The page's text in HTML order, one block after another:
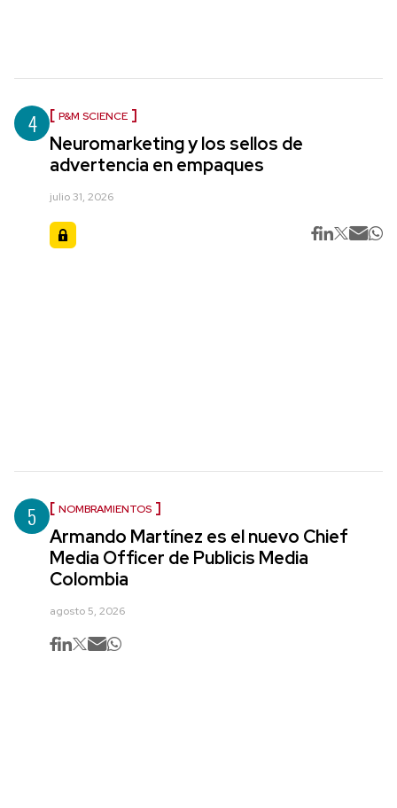
4 P&M SCIENCE
Neuromarketing y los sellos de
advertencia en empaques
julio 31, 2026
5 NOMBRAMIENTOS
Armando Martínez es el nuevo Chief
Media Officer de Publicis Media
Colombia
agosto 5, 2026